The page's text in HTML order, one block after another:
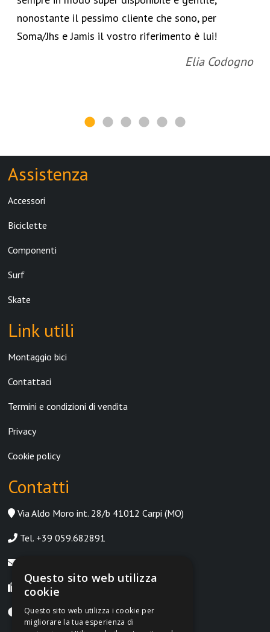
nonostante il pessimo cliente che sono, per
Soma/Jhs e Jamis il vostro riferimento è lui!
Elia Codogno
Assistenza
Accessori
Biciclette
Componenti
Surf
Skate
Link utili
Montaggio bici
Contattaci
Termini e condizioni di vendita
Privacy
Cookie policy
Contatti
Via Aldo Moro int. 28/b 41012 Carpi (MO)
Tel. +39 059.682891
Fax +39 059.8397669
Lunedì-Venerdì, 9:00-12:30 | 14:30-18:30
Questo sito web utilizza
cookie
Questo sito web utilizza i cookie per
migliorare la tua esperienza di